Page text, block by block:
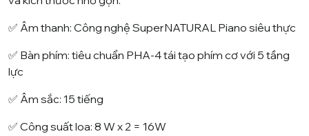
✅ Âm thanh: Công nghệ SuperNATURAL Piano siêu thực
✅ Bàn phím: tiêu chuẩn PHA-4 tái tạo phím cơ với 5 tầng
lực
✅ Âm sắc: 15 tiếng
✅ Công suất loa: 8 W x 2 = 16W